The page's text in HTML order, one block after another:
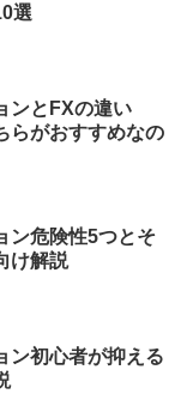
選
ンとFXの違い
らがおすすめなの
ン危険性5つとそ
け解説
ン初心者が抑える